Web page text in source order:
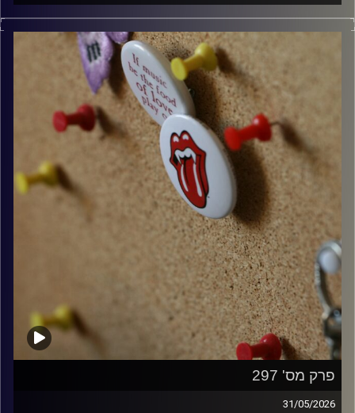
קלאסיקות רוק עם אורן הוף.
włodi
פרק מס' 297
31/05/2026